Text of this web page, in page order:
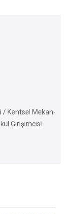
/ Kentsel Mekan-
Girişimcisi